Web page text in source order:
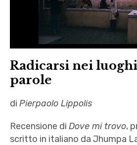
Radicarsi nei
parole
diPierpaolo Lippolis
Recensione diDove mi trovo,
scritto in italiano da Jhumpa